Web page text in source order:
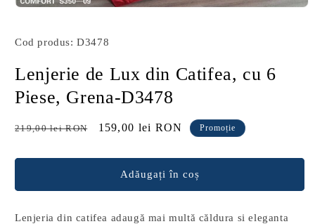
1
fereastră
Cod produs: D3478
Lenjerie de Lux din Catifea, cu 6
Piese, Grena-D3478
Preț
219,00 lei RON
Preț
159,00 lei RON Promoție
Adăugați în coș
Lenjeria din catifea adaugă mai multă căldura si eleganta